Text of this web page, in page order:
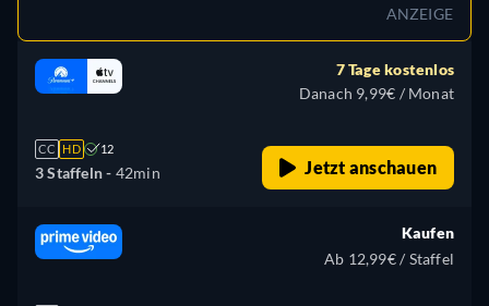
ANZEIGE
CC HD 12
3 Staffeln - 42min
7 Tage kostenlos
Danach 9,99€ / Monat
Jetzt anschauen
Kaufen
Ab 12,99€ / Staffel